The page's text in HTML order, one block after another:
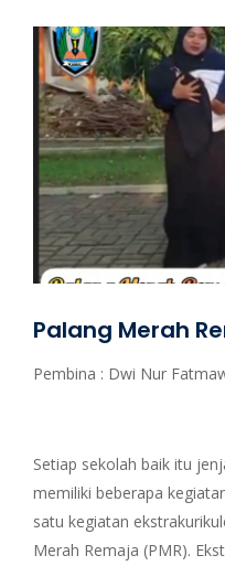
Palang Merah
Pembina : Dwi Nur
Setiap sekolah baik itu
memiliki beberapa
satu kegiatan
Merah Remaja (PMR).